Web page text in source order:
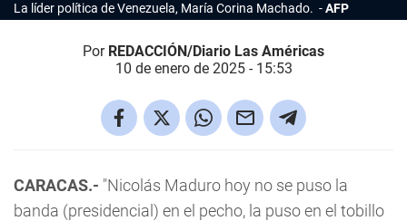
La líder política de Venezuela, María Corina Machado. AFP
Por REDACCIÓN/Diario Las Américas
10 de enero de 2025 - 15:53
CARACAS.- "Nicolás Maduro hoy no se puso la
banda (presidencial) en el pecho, la puso en el tobillo